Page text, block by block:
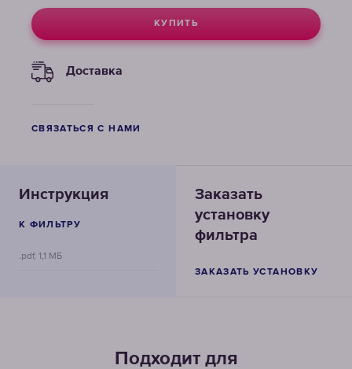
КУПИТЬ
Доставка
СВЯЗАТЬСЯ С НАМИ
Инструкция
К ФИЛЬТРУ
.pdf, 1,1 МБ
Заказать
установку
фильтра
ЗАКАЗАТЬ УСТАНОВКУ
Подходит для